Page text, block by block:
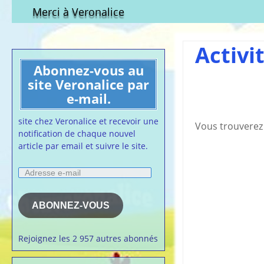
Qui est-elle ?
Adhésion demandes
S.M.I.C et
Convention
calendrier des
Vaccination
Merci à Veronalice
Abonnez-vous au
site Veronalice par
e-mail.
site chez Veronalice et recevoir une
notification de chaque nouvel
article par email et suivre le site.
Adresse
mail
ABONNEZ-VOUS
Rejoignez les 2 957 autres abonnés
Vous